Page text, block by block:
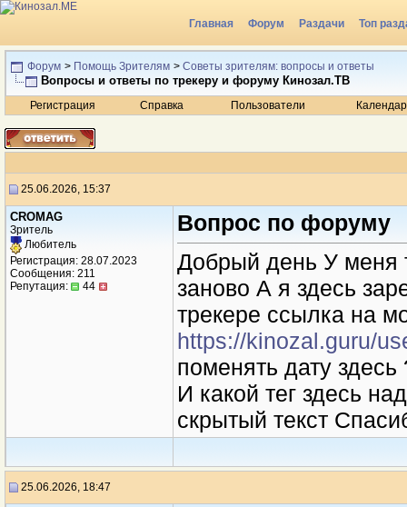
Главная Форум Раздачи Топ
Радио
Форум > Помощь Зрителям > Советы зрителям: вопросы и ответы
Вопросы и ответы по трекеру и форуму Кинозал.ТВ
Регистрация Справка Пользователи
25.06.2026, 15:37
CROMAG
Зритель
Любитель
Регистрация: 28.07.2023
Сообщения: 211
Репутация:
44
Вопрос по форуму
Добрый день У меня
заново А я здесь
трекере ссылка на
https://kinozal.guru/
поменять дату здесь
И какой тег здесь
скрытый текст
25.06.2026, 18:47